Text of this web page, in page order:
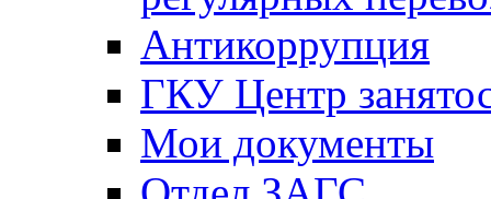
Антикоррупция
ГКУ Центр
Мои документы